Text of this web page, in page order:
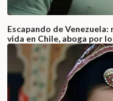
Escapando de
vida en Chile, aboga por